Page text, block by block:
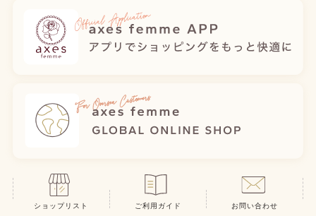
ショップリスト ご利用ガイド お問い合わせ